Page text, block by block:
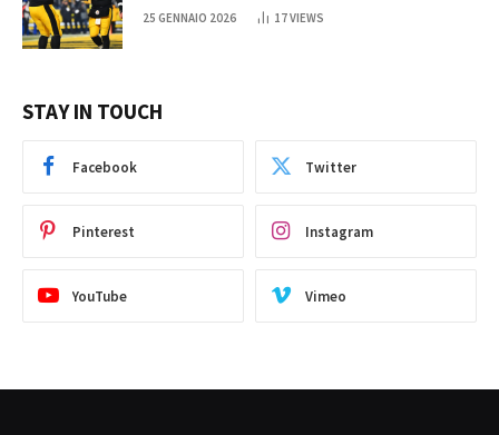
25 GENNAIO 2026 17VIEWS
STAY IN TOUCH
Facebook Twitter
Pinterest Instagram
YouTube Vimeo